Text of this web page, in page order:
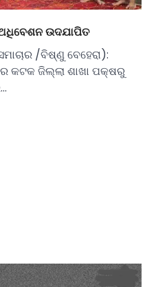
ଅଧିବେଶନ ଉଦଯାପିତ
/ବିଷ୍ଣୁ ବେହେରା):
କଟକ ଜିଲ୍ଲା ଶାଖା ପକ୍ଷରୁ